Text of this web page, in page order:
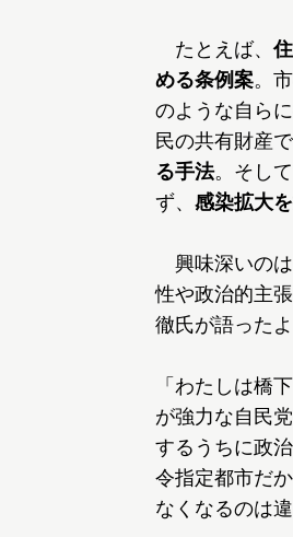
たとえば、
める条例案。
のような自ら
民の共有財産
る手法。そし
ず、 感染拡大
興味深いのは
性や政治的主
徹氏が語った
「わたしは橋
が強力な自民
するうちに政
令指定都市だ
なくなるのは